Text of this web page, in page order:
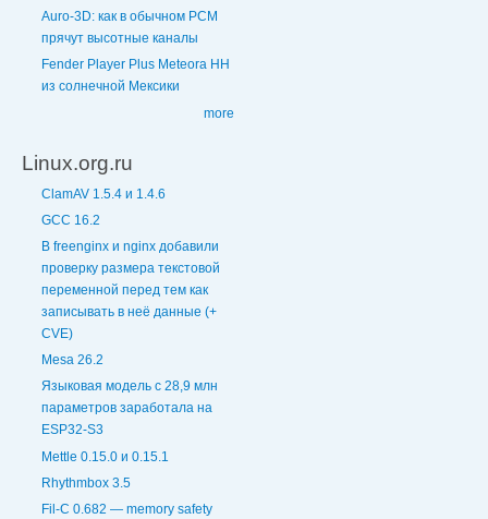
Auro-3D: как в обычном PCM
прячут высотные каналы
Fender Player Plus Meteora HH
из солнечной Мексики
more
Linux.org.ru
ClamAV 1.5.4 и 1.4.6
GCC 16.2
В freenginx и nginx добавили
проверку размера текстовой
переменной перед тем как
записывать в неё данные (+
CVE)
Mesa 26.2
Языковая модель с 28,9 млн
параметров заработала на
ESP32-S3
Mettle 0.15.0 и 0.15.1
Rhythmbox 3.5
Fil-C 0.682 — memory safety